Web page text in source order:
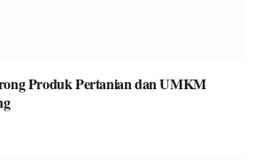
Produk Pertanian dan UMKM